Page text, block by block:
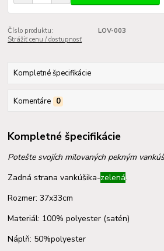
Číslo produktu:
LOV-003
Strážiť cenu / dostupnosť
Kompletné špecifikácie
Komentáre 0
Kompletné špecifikácie
Potešte svojích milovaných pekným
Zadná strana vankúšika-zelená.
Rozmer: 37x33cm
Materiál: 100% polyester (satén)
Náplň: 50%polyester